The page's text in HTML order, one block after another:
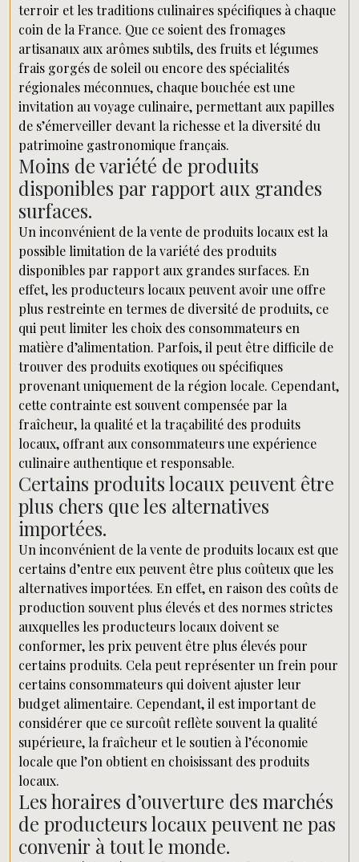
terroir et les traditions culinaires spécifiques à chaque
coin de la France. Que ce soient des fromages
artisanaux aux arômes subtils, des fruits et légumes
frais gorgés de soleil ou encore des spécialités
régionales méconnues, chaque bouchée est une
invitation au voyage culinaire, permettant aux papilles
de s’émerveiller devant la richesse et la diversité du
patrimoine gastronomique français.
Moins de variété de produits
disponibles par rapport aux grandes
surfaces.
Un inconvénient de la vente de produits locaux est la
possible limitation de la variété des produits
disponibles par rapport aux grandes surfaces. En
effet, les producteurs locaux peuvent avoir une offre
plus restreinte en termes de diversité de produits, ce
qui peut limiter les choix des consommateurs en
matière d’alimentation. Parfois, il peut être difficile de
trouver des produits exotiques ou spécifiques
provenant uniquement de la région locale. Cependant,
cette contrainte est souvent compensée par la
fraîcheur, la qualité et la traçabilité des produits
locaux, offrant aux consommateurs une expérience
culinaire authentique et responsable.
Certains produits locaux peuvent être
plus chers que les alternatives
importées.
Un inconvénient de la vente de produits locaux est que
certains d’entre eux peuvent être plus coûteux que les
alternatives importées. En effet, en raison des coûts de
production souvent plus élevés et des normes strictes
auxquelles les producteurs locaux doivent se
conformer, les prix peuvent être plus élevés pour
certains produits. Cela peut représenter un frein pour
certains consommateurs qui doivent ajuster leur
budget alimentaire. Cependant, il est important de
considérer que ce surcoût reflète souvent la qualité
supérieure, la fraîcheur et le soutien à l’économie
locale que l’on obtient en choisissant des produits
locaux.
Les horaires d’ouverture des marchés
de producteurs locaux peuvent ne pas
convenir à tout le monde.